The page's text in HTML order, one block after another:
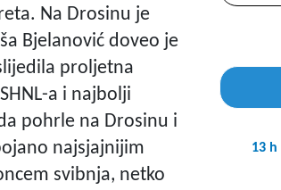
Na Drosinu je
Bjelanović doveo je
proljetna
a i najbolji
pohrle na Drosinu i
najsjajnijim
svibnja, netko
13 h